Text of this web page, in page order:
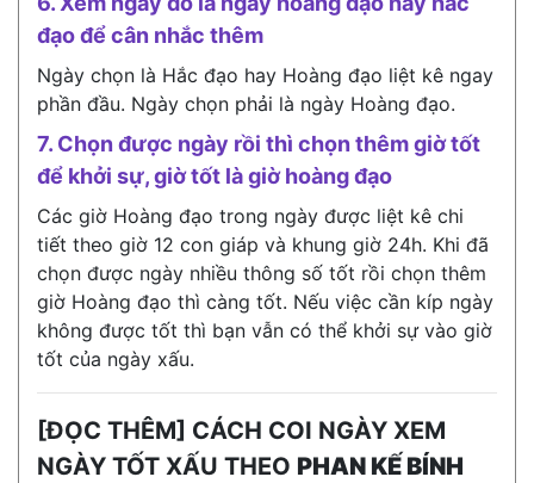
đạo để cân nhắc thêm
Ngày chọn là Hắc đạo hay Hoàng đạo liệt kê ngay
phần đầu. Ngày chọn phải là ngày Hoàng đạo.
7. Chọn được ngày rồi thì chọn thêm giờ tốt
để khởi sự, giờ tốt là giờ hoàng đạo
Các giờ Hoàng đạo trong ngày được liệt kê chi
tiết theo giờ 12 con giáp và khung giờ 24h. Khi đã
chọn được ngày nhiều thông số tốt rồi chọn thêm
giờ Hoàng đạo thì càng tốt. Nếu việc cần kíp ngày
không được tốt thì bạn vẫn có thể khởi sự vào giờ
tốt của ngày xấu.
[ĐỌC THÊM] CÁCH COI NGÀY XEM
NGÀY TỐT XẤU THEO PHAN KẾ BÍNH